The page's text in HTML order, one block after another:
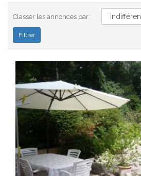
Classer les annonces par :